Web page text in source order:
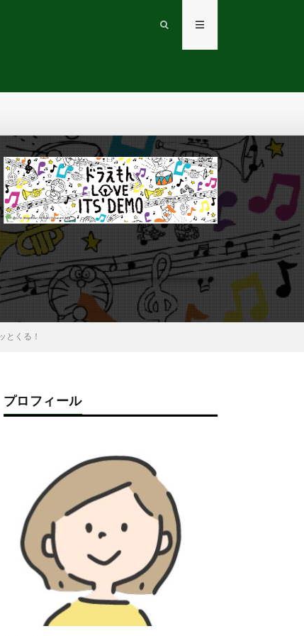
とくる！
プロフィール